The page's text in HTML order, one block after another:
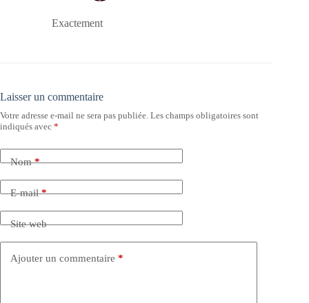
Exactement
Laisser un commentaire
Votre adresse e-mail ne sera pas publiée. Les champs obligatoires sont
indiqués avec *
Nom*
E-mail*
Site web
Ajouter un commentaire *